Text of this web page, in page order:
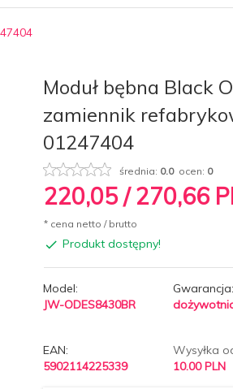
Moduł bębna Black
zamiennik
01247404
średnia: 0.0ocen: 0
220,05 / 270,66
* cena netto / brutto
Produkt dostępny!
Model:
JW-ODES8430BR
Gwarancja:
EAN:
5902114225339
Wysyłka
10.00 PLN